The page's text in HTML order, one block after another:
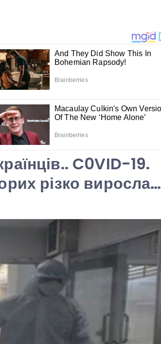
C0VID-19.
різко виросла…